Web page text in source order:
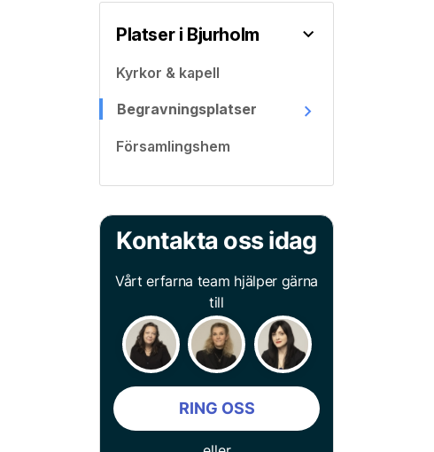
Platser i Bjurholm
Kyrkor & kapell
Begravningsplatser
Församlingshem
Kontakta oss idag
Vårt erfarna team hjälper gärna
till
RING OSS